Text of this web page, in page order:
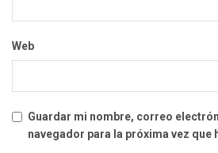
Web
Guardar mi nombre, correo
navegador para la próxima vez que